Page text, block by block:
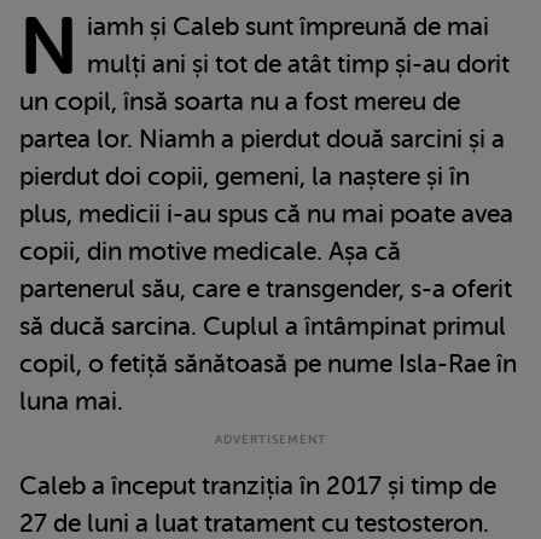
N iamh și Caleb sunt împreună de mai
mulți ani și tot de atât timp și-au dorit
un copil, însă soarta nu a fost mereu de
partea lor. Niamh a pierdut două sarcini și a
pierdut doi copii, gemeni, la naștere și în
plus, medicii i-au spus că nu mai poate avea
copii, din motive medicale. Așa că
partenerul său, care e transgender, s-a oferit
să ducă sarcina. Cuplul a întâmpinat primul
copil, o fetiță sănătoasă pe nume Isla-Rae în
luna mai.
Caleb a început tranziția în 2017 și timp de
27 de luni a luat tratament cu testosteron.